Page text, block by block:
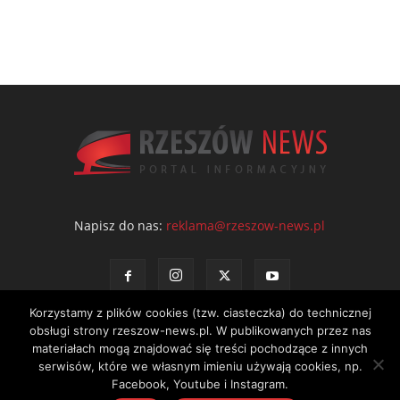
Napisz do nas: reklama@rzeszow-news.pl
Kontakt Polityka prywatności Regulamin portalu
Korzystamy z plików cookies (tzw. ciasteczka) do technicznej
obsługi strony rzeszow-news.pl. W publikowanych przez nas
materiałach mogą znajdować się treści pochodzące z innych
serwisów, które we własnym imieniu używają cookies, np.
Facebook, Youtube i Instagram.